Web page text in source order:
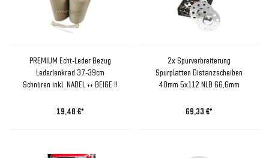
PREMIUM Echt-Leder Bezug
Lederlenkrad 37-39cm
Schnüren inkl. NADEL ++ BEIGE !!
19,48 €*
2x Spurverbreiterung
Spurplatten Distanzscheiben
40mm 5x112 NLB 66,6mm
69,33 €*